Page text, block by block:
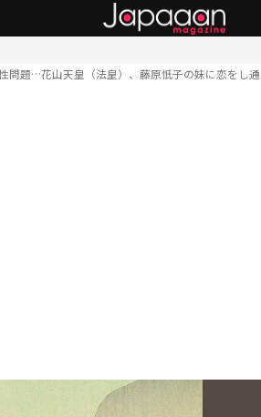
問題…花山天皇（法皇）、藤原忯子の妹に恋をし